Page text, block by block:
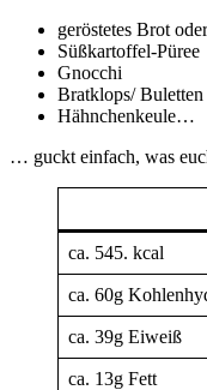
geröstetes Brot
Süßkartoffel-Püree
Gnocchi
Bratklops/ Buletten
Hähnchenkeule…
… guckt einfach, was
ca. 545. kcal
ca. 60g
ca. 39g Eiweiß
ca. 13g Fett